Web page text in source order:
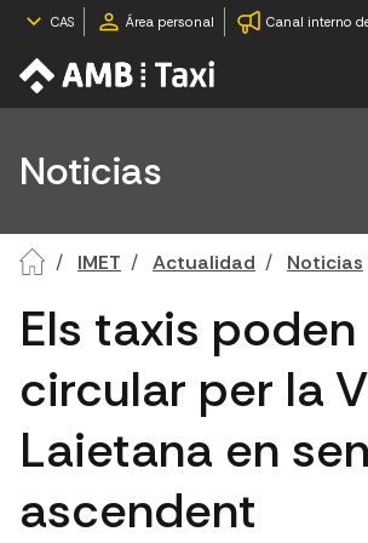
CAS Área personal Canal interno
Noticias
IMET Actualidad Noticias
Els taxis poden
circular per la
Laietana en
ascendent